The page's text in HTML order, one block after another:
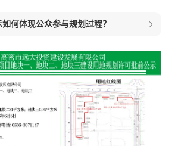
何体现公众参与规划过程？